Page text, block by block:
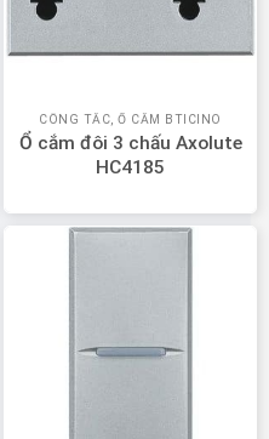
CÔNG TẮC, Ổ CẮM BTICINO
Ổ cắm đôi 3 chấu Axolute
HC4185